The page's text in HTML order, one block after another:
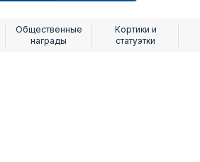
Общественные
награды
Кортики и
статуэтки